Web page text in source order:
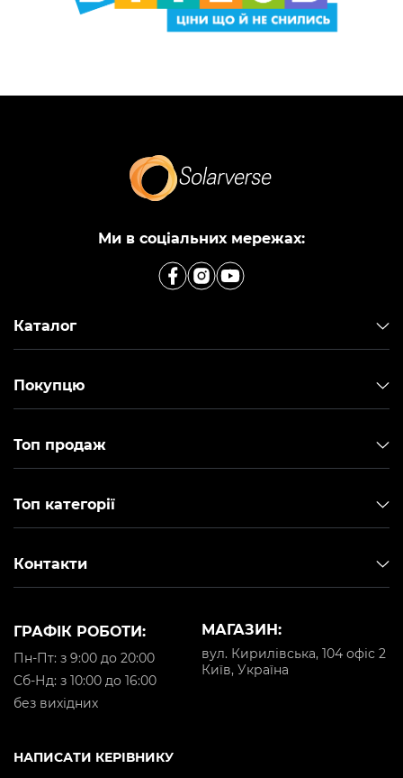
Ми в соціальних мережах:
Каталог
Покупцю
Топ продаж
Топ категорії
Контакти
МАГАЗИН:
вул. Кирилівська, 104 офіс 2
Київ, Україна
ГРАФІК РОБОТИ:
Пн-Пт: з 9:00 до 20:00
Cб-Нд: з 10:00 до 16:00
без вихідних
НАПИСАТИ КЕРІВНИКУ